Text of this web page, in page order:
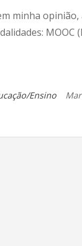
minha
MOOC
Ensino